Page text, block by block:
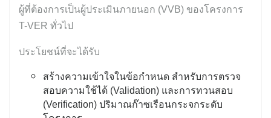
ผู้ที่ต้องการเป็นผู้ประเมินภายนอก (VVB) ของโครงการ
T-VER ทั่วไป
ประโยชน์ที่จะได้รับ
สร้างความเข้าใจในข้อกำหนด สำหรับการตรวจ
สอบความใช้ได้ (Validation) และการทวนสอบ
(Verification) ปริมาณก๊าซเรือนกระจกระดับ